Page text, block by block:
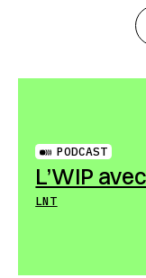
PODCAST
L’WIP
LNT